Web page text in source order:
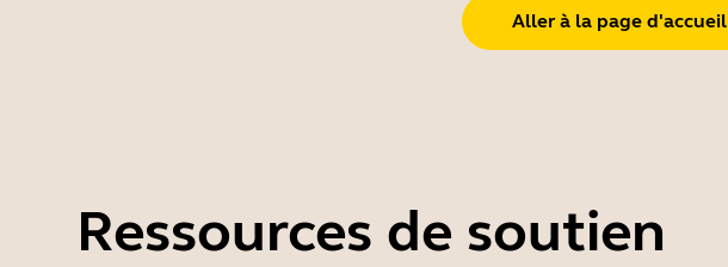
Aller à la page d'accueil
Ressources de soutien